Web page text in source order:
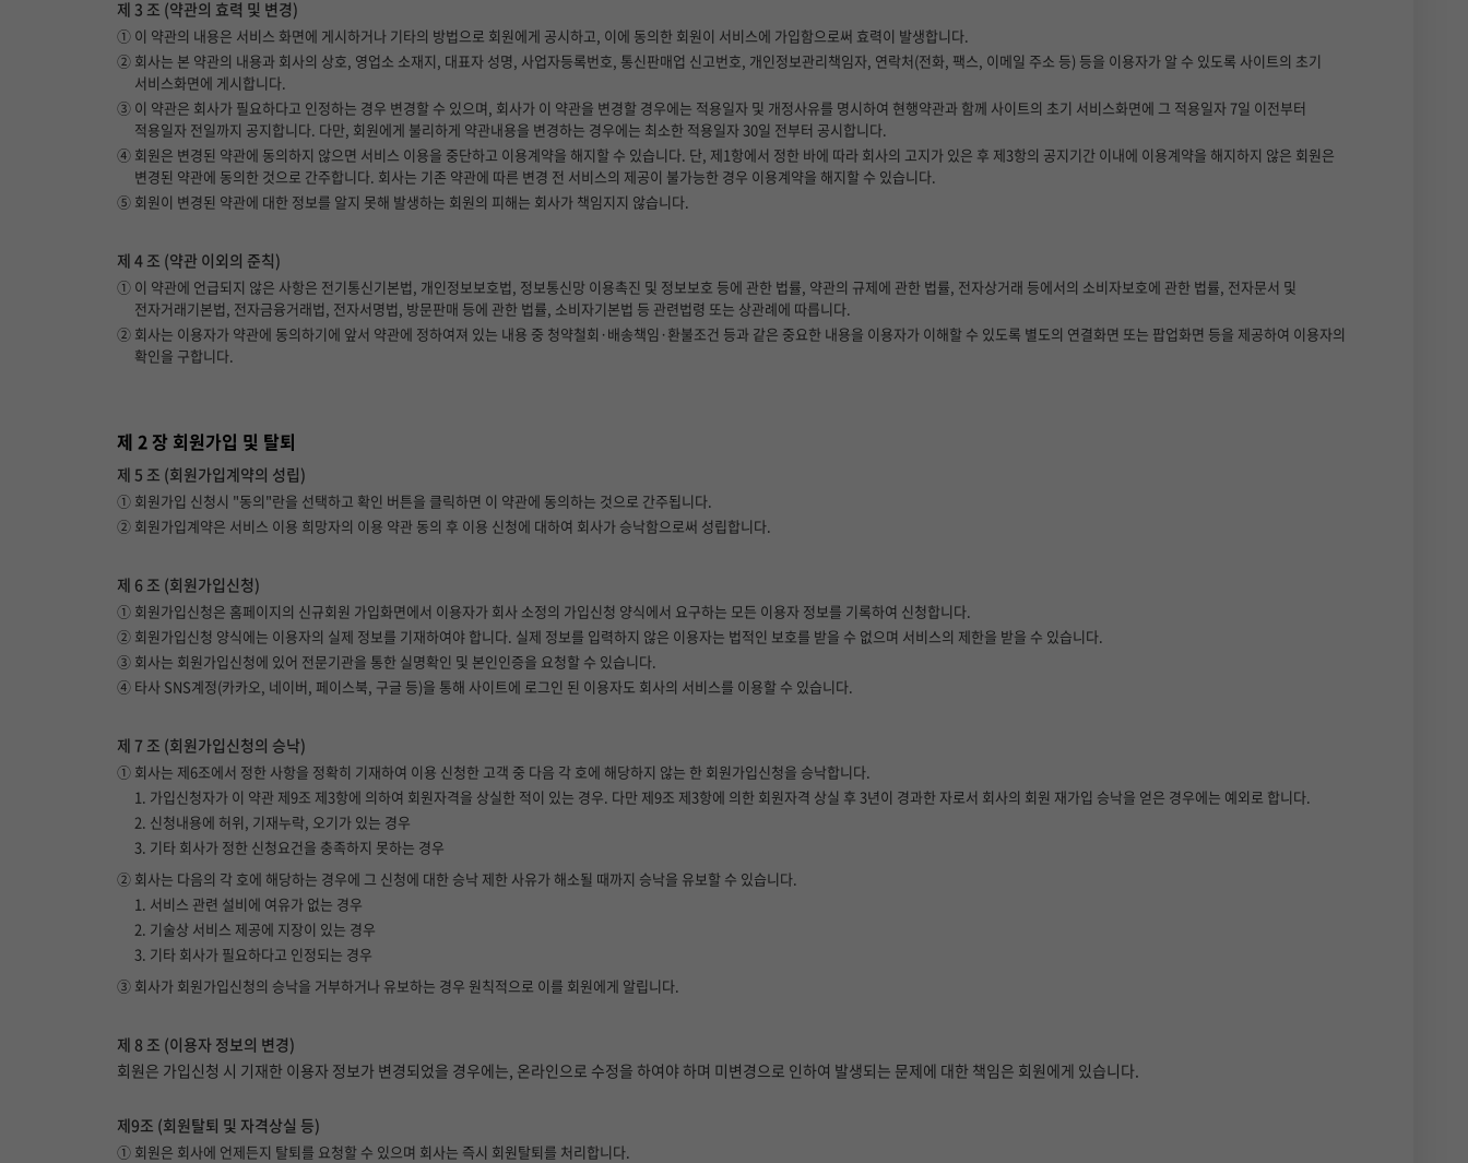
제 3 조 (약관의 효력 및 변경)
① 이 약관의 내용은 서비스 화면에 게시하거나 기타의 방법으로 회원에게 공시하고, 이에 동의한 회원이 서비스에 가입함으로써 효력이 발생합니다.
② 회사는 본 약관의 내용과 회사의 상호, 영업소 소재지, 대표자 성명, 사업자등록번호, 통신판매업 신고번호, 개인정보관리책임자, 연락처(전화, 팩스, 이메일 주소 등) 등을 이용자가 알 수 있도록 사이트의 초기
서비스화면에 게시합니다.
③ 이 약관은 회사가 필요하다고 인정하는 경우 변경할 수 있으며, 회사가 이 약관을 변경할 경우에는 적용일자 및 개정사유를 명시하여 현행약관과 함께 사이트의 초기 서비스화면에 그 적용일자 7일 이전부터
적용일자 전일까지 공지합니다. 다만, 회원에게 불리하게 약관내용을 변경하는 경우에는 최소한 적용일자 30일 전부터 공시합니다.
④ 회원은 변경된 약관에 동의하지 않으면 서비스 이용을 중단하고 이용계약을 해지할 수 있습니다. 단, 제1항에서 정한 바에 따라 회사의 고지가 있은 후 제3항의 공지기간 이내에 이용계약을 해지하지 않은 회원은
변경된 약관에 동의한 것으로 간주합니다. 회사는 기존 약관에 따른 변경 전 서비스의 제공이 불가능한 경우 이용계약을 해지할 수 있습니다.
⑤ 회원이 변경된 약관에 대한 정보를 알지 못해 발생하는 회원의 피해는 회사가 책임지지 않습니다.
제 4 조 (약관 이외의 준칙)
① 이 약관에 언급되지 않은 사항은 전기통신기본법, 개인정보보호법, 정보통신망 이용촉진 및 정보보호 등에 관한 법률, 약관의 규제에 관한 법률, 전자상거래 등에서의 소비자보호에 관한 법률, 전자문서 및
전자거래기본법, 전자금융거래법, 전자서명법, 방문판매 등에 관한 법률, 소비자기본법 등 관련법령 또는 상관례에 따릅니다.
② 회사는 이용자가 약관에 동의하기에 앞서 약관에 정하여져 있는 내용 중 청약철회·배송책임·환불조건 등과 같은 중요한 내용을 이용자가 이해할 수 있도록 별도의 연결화면 또는 팝업화면 등을 제공하여 이용자의
확인을 구합니다.
제 2 장 회원가입 및 탈퇴
제 5 조 (회원가입계약의 성립)
① 회원가입 신청시 "동의"란을 선택하고 확인 버튼을 클릭하면 이 약관에 동의하는 것으로 간주됩니다.
② 회원가입계약은 서비스 이용 희망자의 이용 약관 동의 후 이용 신청에 대하여 회사가 승낙함으로써 성립합니다.
제 6 조 (회원가입신청)
① 회원가입신청은 홈페이지의 신규회원 가입화면에서 이용자가 회사 소정의 가입신청 양식에서 요구하는 모든 이용자 정보를 기록하여 신청합니다.
② 회원가입신청 양식에는 이용자의 실제 정보를 기재하여야 합니다. 실제 정보를 입력하지 않은 이용자는 법적인 보호를 받을 수 없으며 서비스의 제한을 받을 수 있습니다.
③ 회사는 회원가입신청에 있어 전문기관을 통한 실명확인 및 본인인증을 요청할 수 있습니다.
④ 타사 SNS계정(카카오, 네이버, 페이스북, 구글 등)을 통해 사이트에 로그인 된 이용자도 회사의 서비스를 이용할 수 있습니다.
제 7 조 (회원가입신청의 승낙)
① 회사는 제6조에서 정한 사항을 정확히 기재하여 이용 신청한 고객 중 다음 각 호에 해당하지 않는 한 회원가입신청을 승낙합니다.
1. 가입신청자가 이 약관 제9조 제3항에 의하여 회원자격을 상실한 적이 있는 경우. 다만 제9조 제3항에 의한 회원자격 상실 후 3년이 경과한 자로서 회사의 회원 재가입 승낙을 얻은 경우에는 예외로 합니다.
2. 신청내용에 허위, 기재누락, 오기가 있는 경우
3. 기타 회사가 정한 신청요건을 충족하지 못하는 경우
② 회사는 다음의 각 호에 해당하는 경우에 그 신청에 대한 승낙 제한 사유가 해소될 때까지 승낙을 유보할 수 있습니다.
1. 서비스 관련 설비에 여유가 없는 경우
2. 기술상 서비스 제공에 지장이 있는 경우
3. 기타 회사가 필요하다고 인정되는 경우
③ 회사가 회원가입신청의 승낙을 거부하거나 유보하는 경우 원칙적으로 이를 회원에게 알립니다.
제 8 조 (이용자 정보의 변경)
회원은 가입신청 시 기재한 이용자 정보가 변경되었을 경우에는, 온라인으로 수정을 하여야 하며 미변경으로 인하여 발생되는 문제에 대한 책임은 회원에게 있습니다.
제9조 (회원탈퇴 및 자격상실 등)
① 회원은 회사에 언제든지 탈퇴를 요청할 수 있으며 회사는 즉시 회원탈퇴를 처리합니다.